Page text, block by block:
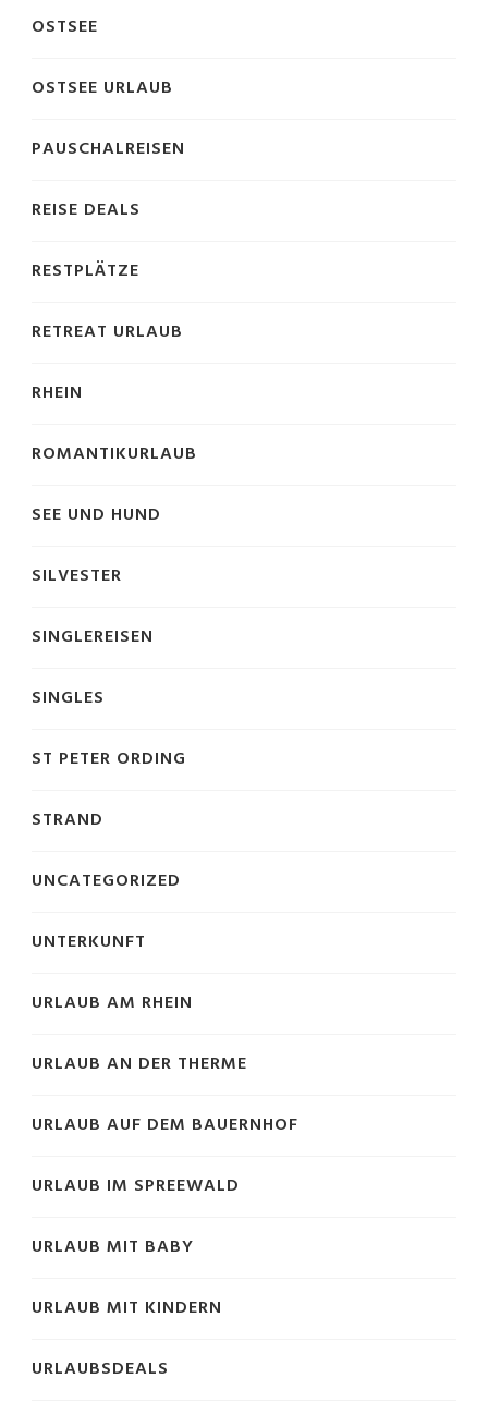
OSTSEE
OSTSEE URLAUB
PAUSCHALREISEN
REISE DEALS
RESTPLÄTZE
RETREAT URLAUB
RHEIN
ROMANTIKURLAUB
SEE UND HUND
SILVESTER
SINGLEREISEN
SINGLES
ST PETER ORDING
STRAND
UNCATEGORIZED
UNTERKUNFT
URLAUB AM RHEIN
URLAUB AN DER THERME
URLAUB AUF DEM BAUERNHOF
URLAUB IM SPREEWALD
URLAUB MIT BABY
URLAUB MIT KINDERN
URLAUBSDEALS